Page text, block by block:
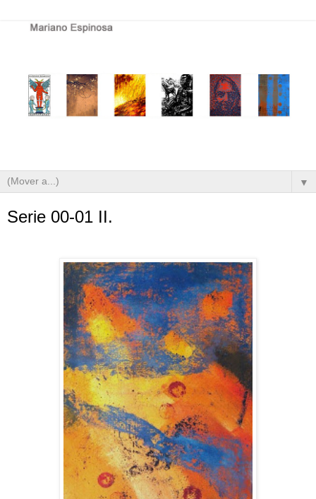
▼
Serie 00-01 II.